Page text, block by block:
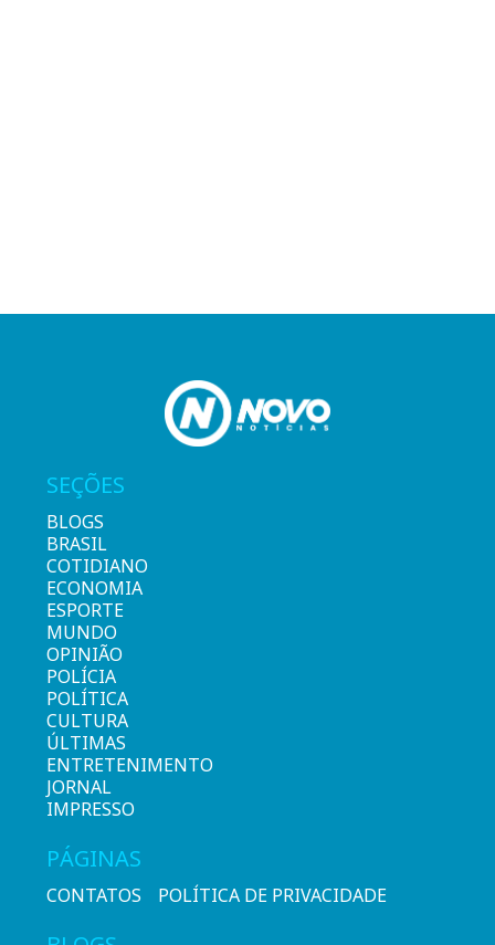
SEÇÕES
BLOGS
BRASIL
COTIDIANO
ECONOMIA
ESPORTE
MUNDO
OPINIÃO
POLÍCIA
POLÍTICA
CULTURA
ÚLTIMAS
ENTRETENIMENTO
JORNAL
IMPRESSO
PÁGINAS
CONTATOS POLÍTICA DE PRIVACIDADE